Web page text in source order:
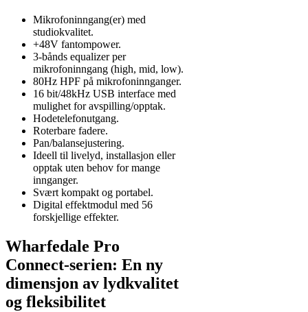
Mikrofoninngang(er) med
studiokvalitet.
+48V fantompower.
3-bånds equalizer per
mikrofoninngang (high, mid, low).
80Hz HPF på mikrofoninnganger.
16 bit/48kHz USB interface med
mulighet for avspilling/opptak.
Hodetelefonutgang.
Roterbare fadere.
Pan/balansejustering.
Ideell til livelyd, installasjon eller
opptak uten behov for mange
innganger.
Svært kompakt og portabel.
Digital effektmodul med 56
forskjellige effekter.
Wharfedale Pro
Connect-serien: En ny
dimensjon av lydkvalitet
og fleksibilitet